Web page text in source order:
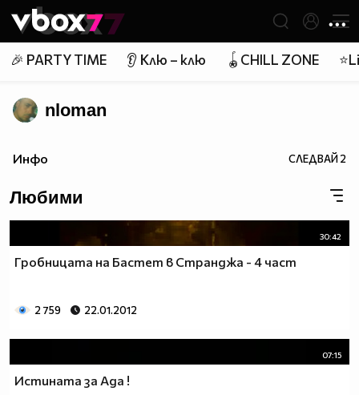
👾
🎉 PARTY TIME 👂 Клю – клю 🪀CHILL ZONE
nloman
Инфо СЛЕДВАЙ2
Любими
30:42
Гробницата на Бастет в Странджа - 4 част
2 759 22.01.2012
07:15
Истината за Ада !